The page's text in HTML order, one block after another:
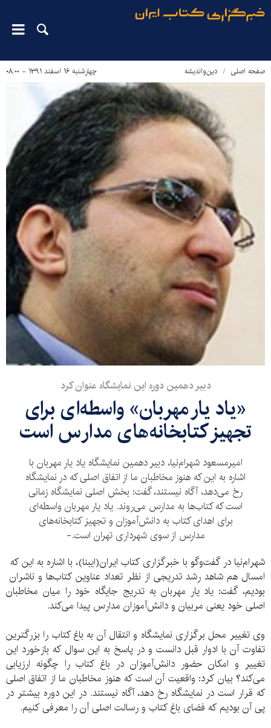
صفحه اصلی دین‌واندیشه چهارشنبه ۱۶ اسفند ۱۳۹۱ - ۰۸:۰۰
دبیر دهمین دوره این نمایشگاه عنوان کرد
«یاد یار مهربان» واسطه‌ای برای
تجهیز کتابخانه‌های مدارس است
امیرمسعود شهرام‌نیا، دبیر دهمین نمایشگاه یاد یار مهربان با
اشاره به این که هنوز مخاطبان ما از اتفاق اصلی که در نمایشگاه
رخ می‌دهد، آگاه نیستند، گفت: بخش اصلی نمایشگاه زمانی
است که کتاب‌ها به مدارس می‌روند. یاد یار مهربان واسطه‌ای
برای اهدای کتاب به دانش‌آموزان و تجهیز کتابخانه‌های
مدارس از سوی شهرداری تهران است.-
شهرام‌نیا در گفت‌وگو با خبرگزاری کتاب ایران(ایبنا)، با اشاره به این که
امسال هم شاهد رشد تدریجی از نظر تعداد عناوین کتاب‌ها و ناشران
بودیم، گفت: یاد یار مهربان به تدریج جایگاه خود را میان مخاطبان
اصلی خود یعنی مربیان و دانش‌آموزان مدارس پیدا می‌کند.
وی تغییر محل برگزاری نمایشگاه و انتقال آن به باغ کتاب را بزرگترین
تفاوت آن با ادوار قبل دانست و در پاسخ به این سوال که بازخورد این
تغییر و امکان حضور دانش‌آموزان در باغ کتاب را چگونه ارزیابی
می‌کند؟ بیان کرد: واقعیت آن است که هنوز مخاطبان ما از اتفاق اصلی
که قرار است در نمایشگاه رخ دهد، آگاه نیستند. در این دوره بیشتر در
پی آن بودیم که فضای باغ کتاب و رسالت اصلی آن را معرفی کنیم.